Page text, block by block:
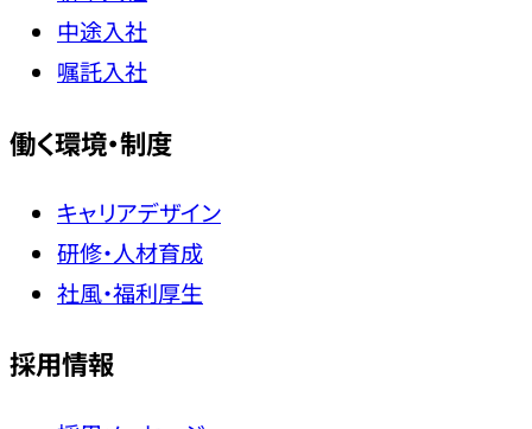
中途入社
嘱託入社
働く環境・制度
キャリアデザイン
研修・人材育成
社風・福利厚生
採用情報